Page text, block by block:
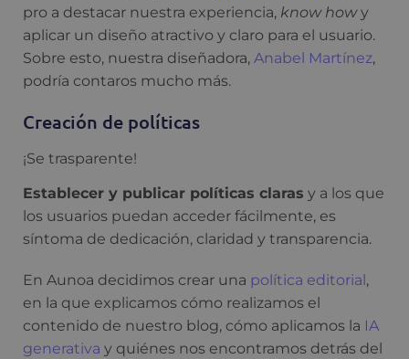
pro a destacar nuestra experiencia, know howy
aplicar un diseño atractivo y claro para el usuario.
Sobre esto, nuestra diseñadora, Anabel Martínez,
podría contaros mucho más.
Creación de políticas
¡Se trasparente!
Establecer y publicar políticas claras y a los que
los usuarios puedan acceder fácilmente, es
síntoma de dedicación, claridad y transparencia.
En Aunoa decidimos crear una política editorial ,
en la que explicamos cómo realizamos el
contenido de nuestro blog, cómo aplicamos la IA
generativa y quiénes nos encontramos detrás del